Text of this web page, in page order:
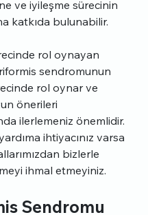
ve iyileşme sürecinin
katkıda bulunabilir.
rol oynayan
sendromunun
rol oynar ve
önerileri
ilerlemeniz önemlidir.
ihtiyacınız varsa
bizlerle
ihmal etmeyiniz.
Sendromu